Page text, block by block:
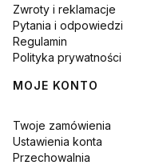
Zwroty i reklamacje
Pytania i odpowiedzi
Regulamin
Polityka prywatności
MOJE KONTO
Twoje zamówienia
Ustawienia konta
Przechowalnia